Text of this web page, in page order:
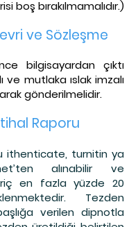
boş bırakılmamalıdır.)
ri ve Sözleşme
bilgisayardan çıktı
ve mutlaka ıslak imzalı
gönderilmelidir.
Raporu
ithenticate, turnitin ya
alınabilir ve
en fazla yüzde 20
Tezden
verilen dipnotla